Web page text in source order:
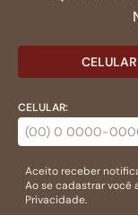
CELULAR
CELULAR:
Aceito receber
Ao se cadastrar você
Privacidade.